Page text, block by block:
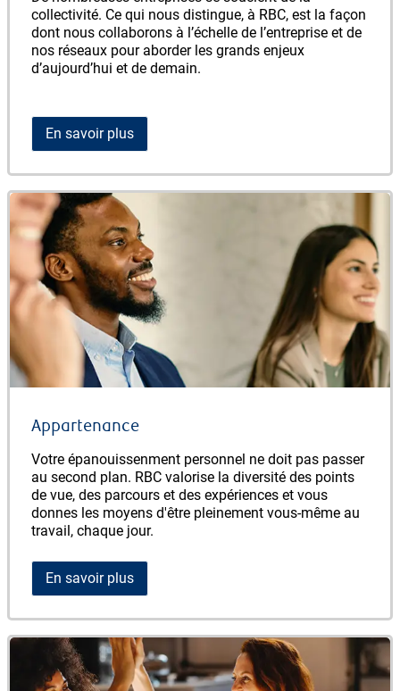
collectivité. Ce qui nous distingue, à RBC, est la façon
dont nous collaborons à l’échelle de l’entreprise et de
nos réseaux pour aborder les grands enjeux
d’aujourd’hui et de demain.
En savoir plus
Appartenance
Votre épanouissenment personnel ne doit pas passer
au second plan. RBC valorise la diversité des points
de vue, des parcours et des expériences et vous
donnes les moyens d'être pleinement vous-même au
travail, chaque jour.
En savoir plus